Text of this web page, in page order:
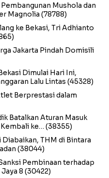
Mushola dan
Magnolia (78788)
ke Bekasi, Tri Adhianto
Jakarta Pindah Domisili
Dimulai Hari Ini,
Lalu Lintas (45328)
Berprestasi dalam
Batalkan Aturan Masuk
ke… (38355)
THM di Bintara
(38044)
Pembinaan terhadap
8 (30422)